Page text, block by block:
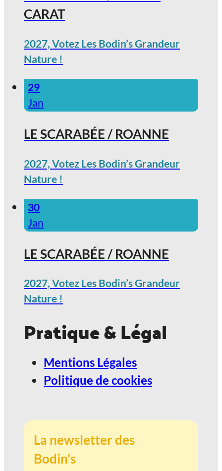
CARAT
2027, Votez Les Bodin’s Grandeur
Nature !
29
Jan
LE SCARABÉE / ROANNE
2027, Votez Les Bodin’s Grandeur
Nature !
30
Jan
LE SCARABÉE / ROANNE
2027, Votez Les Bodin’s Grandeur
Nature !
Pratique & Légal
Mentions Légales
Politique de cookies
La newsletter des
Bodin's